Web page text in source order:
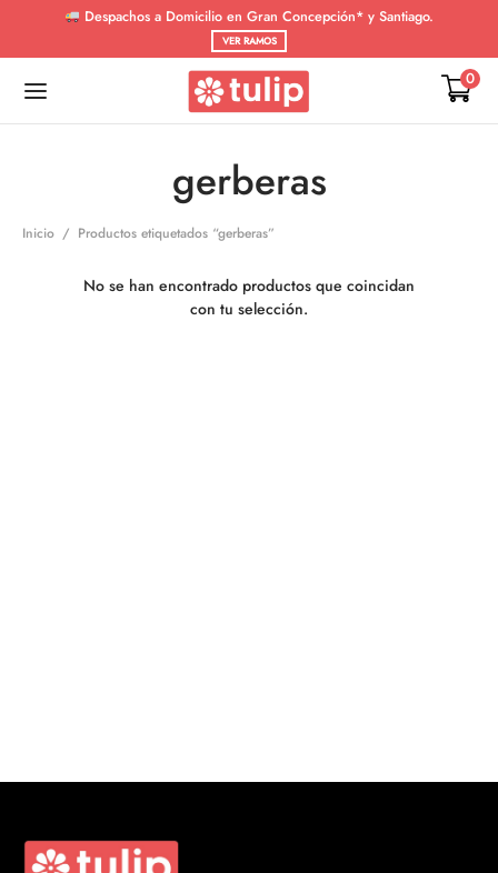
Despachos a Domicilio en Gran Concepción* y Santiago.
VER RAMOS
0
gerberas
Inicio / Productos etiquetados “gerberas”
No se han encontrado productos que coincidan
con tu selección.
De vuelta
De vuelta
DE FLORES